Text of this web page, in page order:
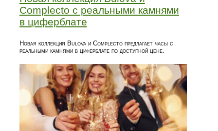
Complecto с реальными камнями
в циферблате
Новая коллекция Bulova и Complecto предлагает часы с
реальными камнями в циферблате по доступной цене.